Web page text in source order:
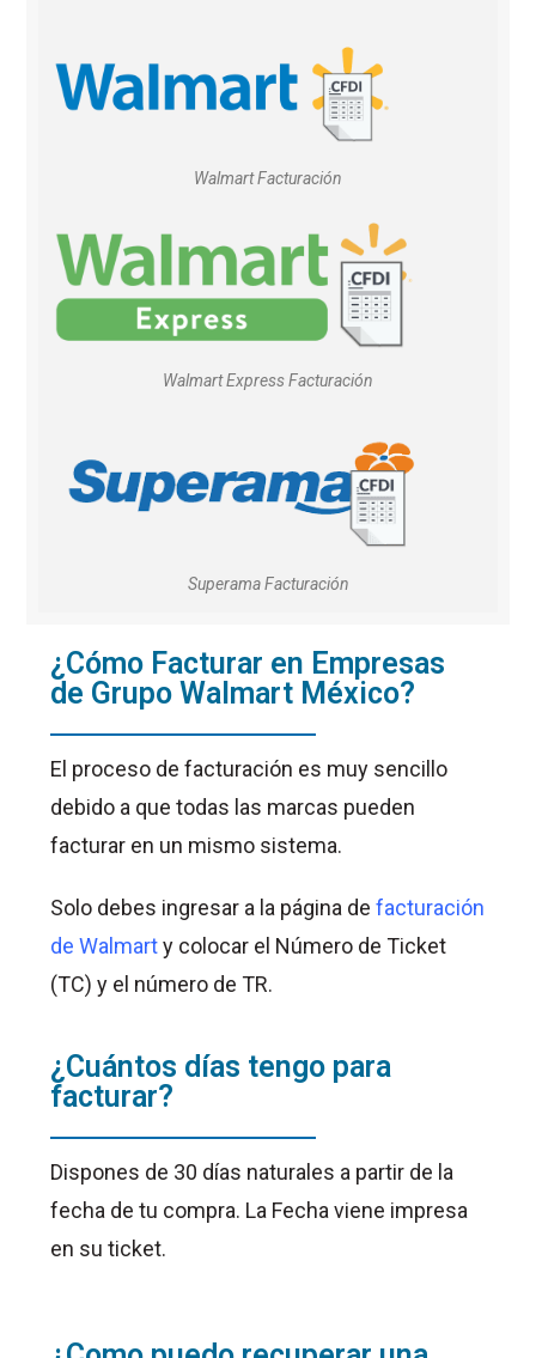
Walmart Facturación
Walmart Express Facturación
Superama Facturación
¿Cómo Facturar en Empresas
de Grupo Walmart México?
El proceso de facturación es muy sencillo
debido a que todas las marcas pueden
facturar en un mismo sistema.
Solo debes ingresar a la página defacturación
de Walmart y colocar el Número de Ticket
(TC) y el número de TR.
¿Cuántos días tengo para
facturar?
Dispones de 30 días naturales a partir de la
fecha de tu compra. La Fecha viene impresa
en su ticket.